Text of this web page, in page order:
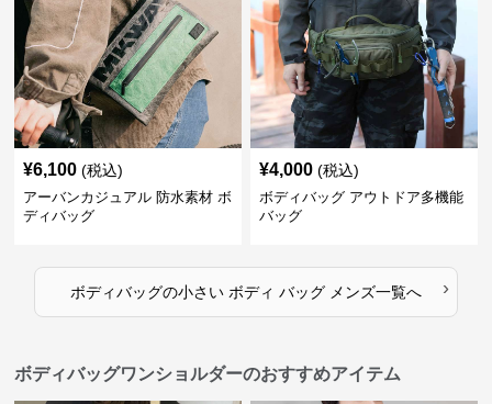
¥6,100 (税込)
アーバンカジュアル 防水素材 ボ
ディバッグ
¥4,000 (税込)
ボディバッグ アウトドア多機能
バッグ
ボディバッグの小さい ボディ バッグ メンズ一覧へ ›
ボディバッグワンショルダーのおすすめアイテム